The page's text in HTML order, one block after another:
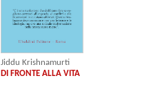
Jiddu Krishnamurti
DI FRONTE ALLA VITA